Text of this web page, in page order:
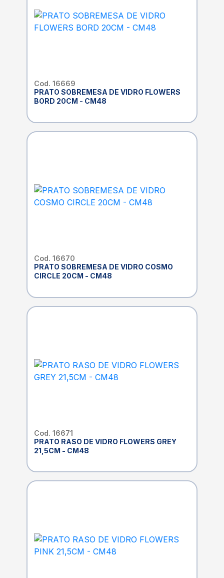
Cod. 16669
PRATO SOBREMESA DE VIDRO FLOWERS
BORD 20CM - CM48
Cod. 16670
PRATO SOBREMESA DE VIDRO COSMO
CIRCLE 20CM - CM48
Cod. 16671
PRATO RASO DE VIDRO FLOWERS GREY
21,5CM - CM48